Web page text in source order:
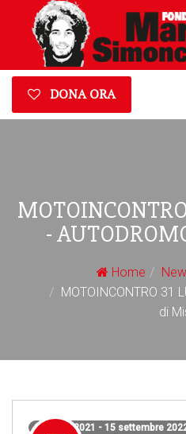
DONA ORA
-
Home
MOTOINCONTRO 31
di
21 luglio 2021 - 15 settembre